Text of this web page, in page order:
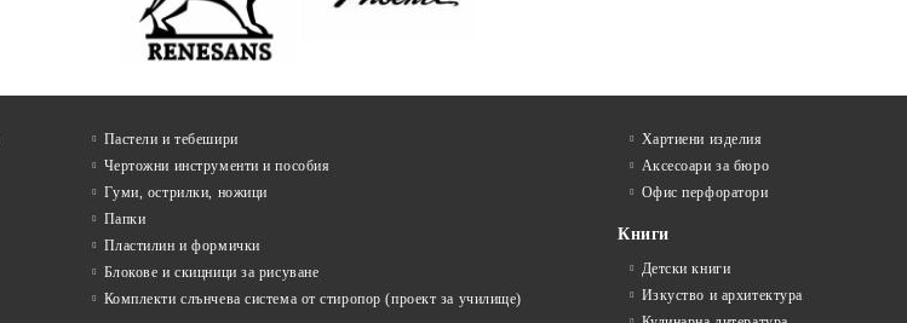
Пастели и тебешири
Чертожни инструменти и пособия
Гуми, острилки, ножици
Папки
Пластилин и формички
Блокове и скицници за рисуване
Комплекти слънчева система от стиропор (проект за училище)
Хартиени изделия
Аксесоари за бюро
Офис перфоратори
Книги
Детски книги
Изкуство и архитектура